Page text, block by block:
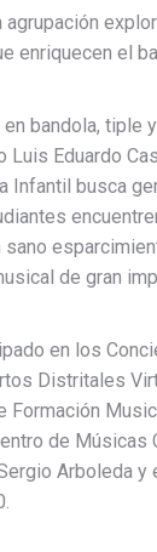
enriquecen el
bandola, tiple
Luis Eduardo
Infantil busca
de gran
en los
Distritales
Formación
de Músicas
Arboleda y